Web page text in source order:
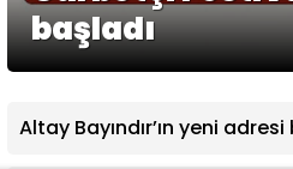
başladı
Altay Bayındır’ın yeni